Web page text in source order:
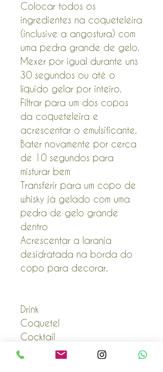
Colocar todos os
ingredientes na coqueteleira
(inclusive a angostura) com
uma pedra grande de gelo.
Mexer por igual durante uns
30 segundos ou até o
líquido gelar por inteiro.
Filtrar para um dos copos
da coqueteleira e
acrescentar o emulsificante.
Bater novamente por cerca
de 10 segundos para
misturar bem
Transferir para um copo de
whisky já gelado com uma
pedra de gelo grande
dentro
Acrescentar a laranja
desidratada na borda do
copo para decorar.
Drink
Coquetel
Cocktail